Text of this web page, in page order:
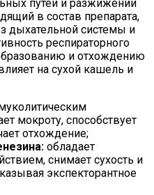
путей и разжижении
в состав препарата,
дыхательной системы и
респираторного
и отхождению
на сухой кашель и
мокроту, способствует
отхождение;
обладает
снимает сухость и
экспекторантное